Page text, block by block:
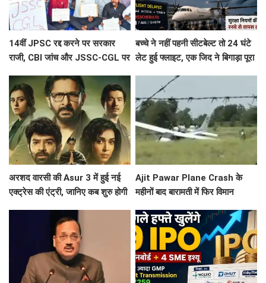
14वीं JPSC रद्द करने पर सरकार
राजी, CBI जांच और JSSC-CGL पर
बच्चे ने नहीं पहनी सीटबेल्ट तो 24 घंटे
लेट हुई फ्लाइट, एक जिद ने बिगाड़ा पूरा
अरशद वारसी की Asur 3 में हुई नई
एक्ट्रेस की एंट्री, जानिए कब शुरु होगी
Ajit Pawar Plane Crash के
महीनों बाद बारामती में फिर विमान
पायलट सेफ